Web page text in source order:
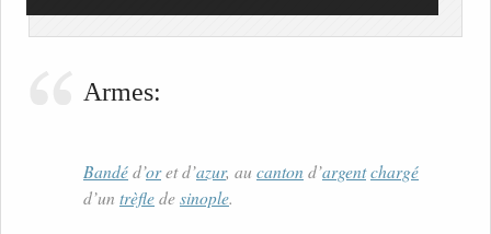
Armes:
Bandéd’oret d’azur, au canton d’argentchargé
d’un trèfledesinople.